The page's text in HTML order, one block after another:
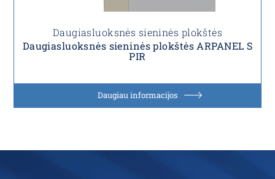
Daugiasluoksnės sieninės plokštės
Daugiasluoksnės sieninės plokštės ARPANEL S
PIR
Daugiau informacijos